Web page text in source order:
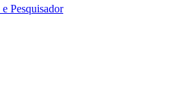
Pesquisador